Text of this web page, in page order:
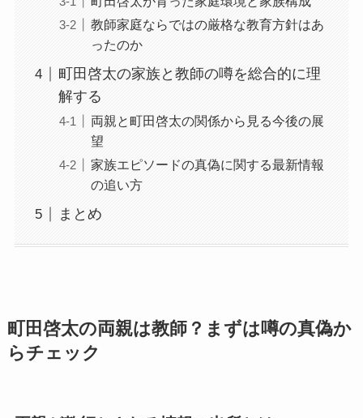
教師家庭ならではの厳格な教育方針はあ
ったのか
町田啓太の家族と教師の噂を総合的に理
解する
両親と町田啓太の関係から見る今後の展
望
家族エピソードの真偽に関する最新情報
の追い方
まとめ
町田啓太の両親は教師？まずは噂の真偽か
らチェック